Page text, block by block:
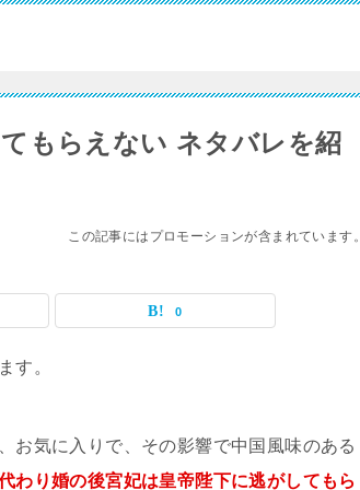
もらえない ネタバレを紹
この記事にはプロモーションが含まれています。
0
す。
お気に入りで、その影響で中国風味のある
わり婚の後宮妃は皇帝陛下に逃がしてもら